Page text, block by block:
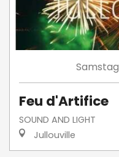
Samstag
Feu d'Artifice
SOUND AND LIGHT
Jullouville